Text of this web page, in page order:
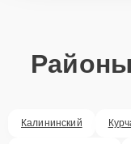
Калининский